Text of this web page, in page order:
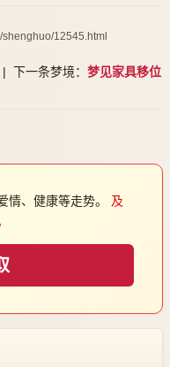
12545.html
| 下一条梦境： 梦见家具移位
情、健康等走势。 及